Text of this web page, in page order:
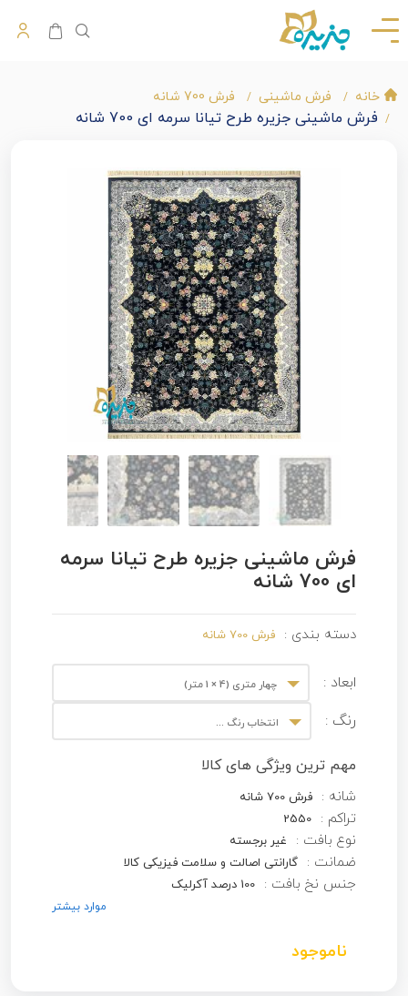
خانه فرش ماشینی فرش 700 شانه
فرش ماشینی جزیره طرح تیانا سرمه ای 700 شانه
فرش ماشینی جزیره طرح تیانا سرمه
ای 700 شانه
دسته بندی : فرش 700 شانه
ابعاد : چهار متری (4 × 1 متر)
رنگ : انتخاب رنگ ...
مهم ترین ویژگی های کالا
شانه : فرش 700 شانه
تراکم : 2550
نوع بافت : غیر برجسته
ضمانت : گارانتی اصالت و سلامت فیزیکی کالا
جنس نخ بافت : 100 درصد آکرلیک
موارد بیشتر
ناموجود